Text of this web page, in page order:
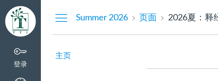
制
面
登录
Summer 2026 页面 2026夏：释
主页